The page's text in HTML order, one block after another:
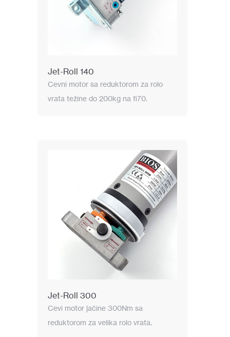
Jet-Roll 140
Cevni motor sa reduktorom za rolo
vrata težine do 200kg na fi70.
Jet-Roll 300
Cevi motor jačine 300Nm sa
reduktorom za velika rolo vrata.